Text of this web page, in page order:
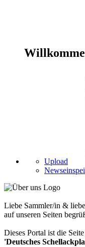
Upload
Liebe Sammler/in &
auf unseren Seiten
Dieses Portal ist die
'Deutsches